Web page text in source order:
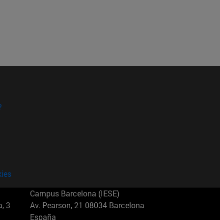
3
Campus Barcelona (IESE)
Av. Pearson, 21 08034 Barcelona
España